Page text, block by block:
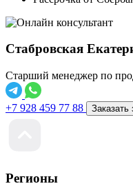
Стабровская
Старший менеджер по
+7 928 459 77 88 Заказать
Регионы